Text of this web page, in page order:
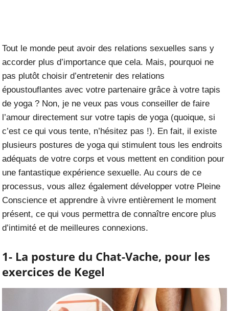
Tout le monde peut avoir des relations sexuelles sans y
accorder plus d’importance que cela. Mais, pourquoi ne
pas plutôt choisir d’entretenir des relations
époustouflantes avec votre partenaire grâce à votre tapis
de yoga ? Non, je ne veux pas vous conseiller de faire
l’amour directement sur votre tapis de yoga (quoique, si
c’est ce qui vous tente, n’hésitez pas !). En fait, il existe
plusieurs postures de yoga qui stimulent tous les endroits
adéquats de votre corps et vous mettent en condition pour
une fantastique expérience sexuelle. Au cours de ce
processus, vous allez également développer votre Pleine
Conscience et apprendre à vivre entièrement le moment
présent, ce qui vous permettra de connaître encore plus
d’intimité et de meilleures connexions.
1- La posture du Chat-Vache, pour les
exercices de Kegel